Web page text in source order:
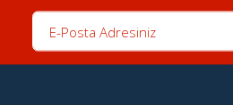
E-Posta Adresiniz